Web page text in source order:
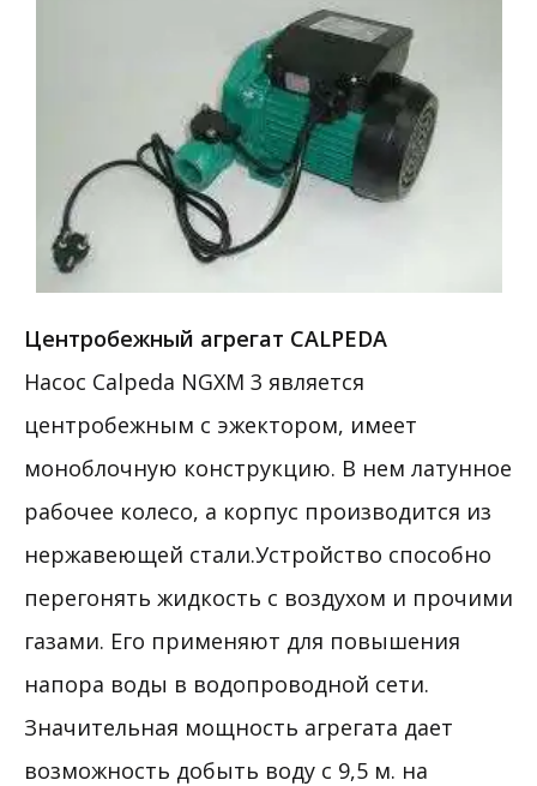
Центробежный агрегат CALPEDA
Насос Calpeda NGXM 3 является
центробежным с эжектором, имеет
моноблочную конструкцию. В нем латунное
рабочее колесо, а корпус производится из
нержавеющей стали.Устройство способно
перегонять жидкость с воздухом и прочими
газами. Его применяют для повышения
напора воды в водопроводной сети.
Значительная мощность агрегата дает
возможность добыть воду с 9,5 м. на